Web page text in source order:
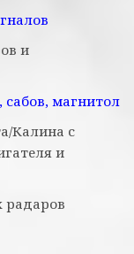
и
сабов, магнитол
Калина с
и
радаров